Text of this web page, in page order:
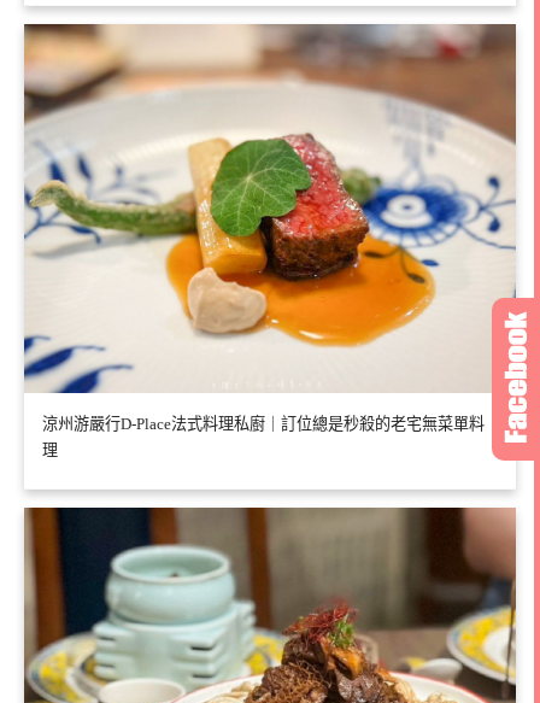
涼州游嚴行D-Place法式料理私廚｜訂位總是秒殺的老宅無菜單料
理